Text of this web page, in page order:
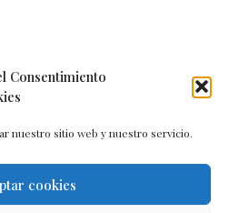
Consentimiento
nuestro sitio web y nuestro servicio.
cookies